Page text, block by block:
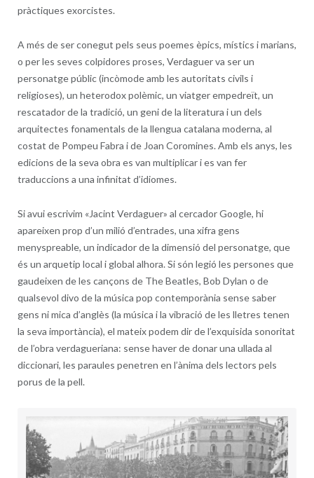
pràctiques exorcistes.
A més de ser conegut pels seus poemes èpics, místics i marians,
o per les seves colpidores proses, Verdaguer va ser un
personatge públic (incòmode amb les autoritats civils i
religioses), un heterodox polèmic, un viatger empedreït, un
rescatador de la tradició, un geni de la literatura i un dels
arquitectes fonamentals de la llengua catalana moderna, al
costat de Pompeu Fabra i de Joan Coromines. Amb els anys, les
edicions de la seva obra es van multiplicar i es van fer
traduccions a una infinitat d’idiomes.
Si avui escrivim «Jacint Verdaguer» al cercador Google, hi
apareixen prop d’un milió d’entrades, una xifra gens
menyspreable, un indicador de la dimensió del personatge, que
és un arquetip local i global alhora. Si són legió les persones que
gaudeixen de les cançons de The Beatles, Bob Dylan o de
qualsevol divo de la música pop contemporània sense saber
gens ni mica d’anglès (la música i la vibració de les lletres tenen
la seva importància), el mateix podem dir de l’exquisida sonoritat
de l’obra verdagueriana: sense haver de donar una ullada al
diccionari, les paraules penetren en l’ànima dels lectors pels
porus de la pell.